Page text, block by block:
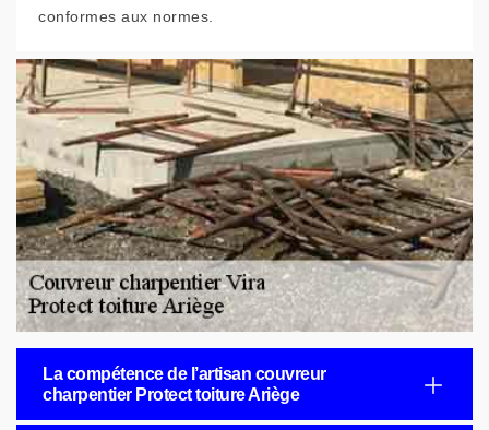
conformes aux normes.
La compétence de l’artisan couvreur
charpentier Protect toiture Ariège